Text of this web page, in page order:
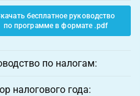
бесплатное руководство
по программе в формате .pdf
по налогам:
налогового года: